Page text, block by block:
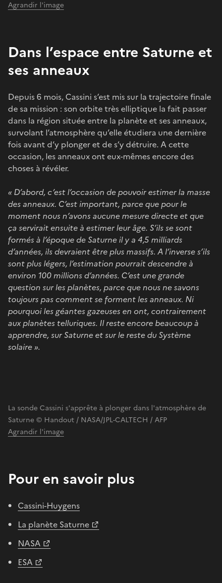
Agrandir l'image
Dans l’espace entre Saturne et
ses anneaux
Depuis 6 mois, Cassini s’est mis sur la trajectoire finale
de sa mission : son orbite très elliptique la fait passer
dans la région située entre la planète et ses anneaux,
survolant l’atmosphère qu’elle étudiera une dernière
fois avant d’y plonger et de s’y détruire. A cette
occasion, les anneaux ont eux-mêmes encore des
choses à révéler.
« D’abord, c’est l’occasion de pouvoir estimer la masse
des anneaux. C’est important, parce que pour le
moment nous n’avons aucune mesure directe et que
ça servirait ensuite à estimer leur âge. S’ils se sont
formés à l’époque de Saturne il y a 4,5 milliards
d’années, ils devraient être plus massifs. A l’inverse s’ils
sont plus légers, l’estimation pourrait descendre à
environ 100 millions d’années. C’est une grande
question sur les planètes, parce que nous ne savons
toujours pas comment se forment les anneaux. Ni
pourquoi les géantes gazeuses en ont, contrairement
aux planètes telluriques. Il reste encore beaucoup à
apprendre, sur Saturne et sur le reste du Système
solaire ».
La sonde Cassini s'apprête à plonger dans l'atmosphère de
Saturne © Handout / NASA/JPL-CALTECH / AFP
Agrandir l'image
Pour en savoir plus
Cassini-Huygens
La planète Saturne
NASA
ESA